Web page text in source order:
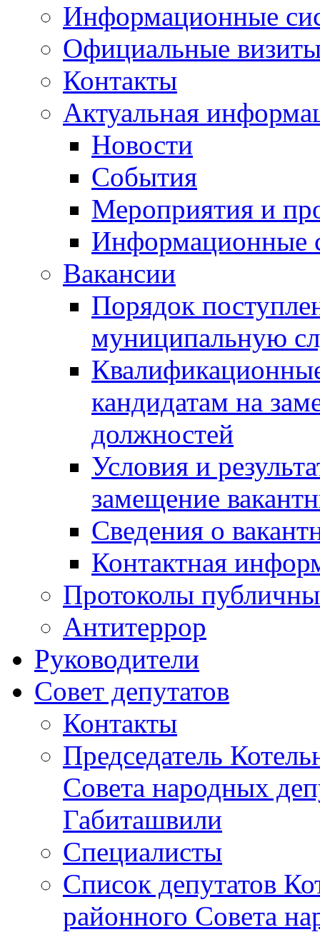
Информационные
Официальные
Контакты
Актуальная
Новости
События
Мероприятия и
Информационные
Вакансии
Порядок
муниципальную
кандидатам на
должностей
Условия и
замещение
Сведения о
Контактная
Протоколы
Антитеррор
Руководители
Совет депутатов
Контакты
Председатель
Совета народных
Габиташвили
Специалисты
Список депутатов
районного Совета